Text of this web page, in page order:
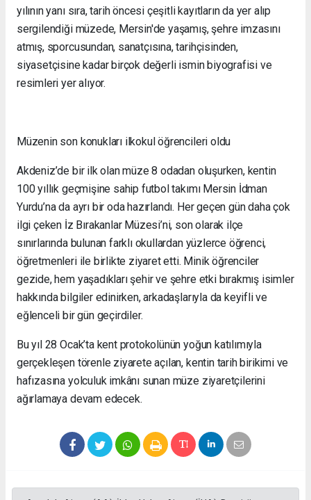
yılının yanı sıra, tarih öncesi çeşitli kayıtların da yer alıp
sergilendiği müzede, Mersin'de yaşamış, şehre imzasını
atmış, sporcusundan, sanatçısına, tarihçisinden,
siyasetçisine kadar birçok değerli ismin biyografisi ve
resimleri yer alıyor.
Müzenin son konukları ilkokul öğrencileri oldu
Akdeniz’de bir ilk olan müze 8 odadan oluşurken, kentin
100 yıllık geçmişine sahip futbol takımı Mersin İdman
Yurdu’na da ayrı bir oda hazırlandı. Her geçen gün daha çok
ilgi çeken İz Bırakanlar Müzesi’ni, son olarak ilçe
sınırlarında bulunan farklı okullardan yüzlerce öğrenci,
öğretmenleri ile birlikte ziyaret etti. Minik öğrenciler
gezide, hem yaşadıkları şehir ve şehre etki bırakmış isimler
hakkında bilgiler edinirken, arkadaşlarıyla da keyifli ve
eğlenceli bir gün geçirdiler.
Bu yıl 28 Ocak’ta kent protokolünün yoğun katılımıyla
gerçekleşen törenle ziyarete açılan, kentin tarih birikimi ve
hafızasına yolculuk imkânı sunan müze ziyaretçilerini
ağırlamaya devam edecek.